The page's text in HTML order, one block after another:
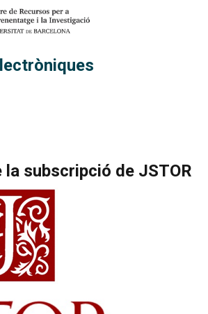
Vés al contingut
la subscripció de JSTOR